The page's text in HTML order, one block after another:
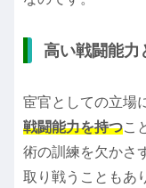
高い戦闘能力
宦官としての立場
戦闘能力を持つこ
術の訓練を欠かさ
取り戦うこともあ